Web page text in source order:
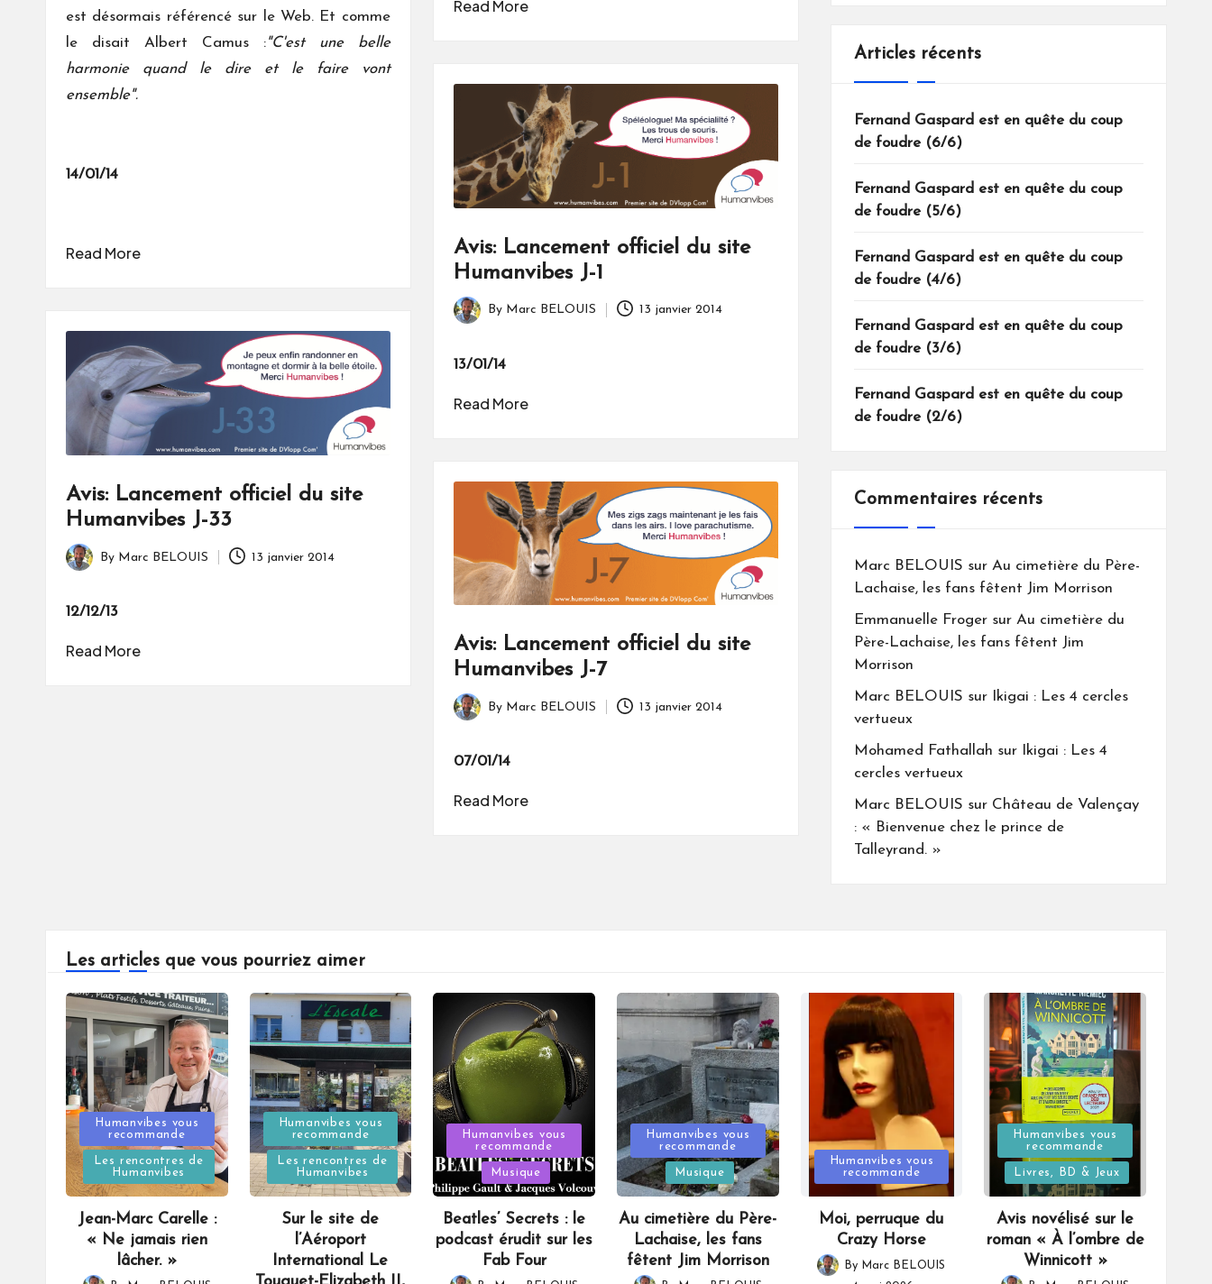
Read More
est désormais référencé sur le Web. Et comme
le disait Albert Camus :"C'est une belle
harmonie quand le dire et le faire vont
ensemble".
14/01/14
Read More
Avis: Lancement officiel du site
Humanvibes J-1
Posted
By Marc BELOUIS 13 janvier 2014
13/01/14
Read More
Avis: Lancement officiel du site
Humanvibes J-33
Posted
By Marc BELOUIS 13 janvier 2014
12/12/13
Read More
Avis: Lancement officiel du site
Humanvibes J-7
Posted
By Marc BELOUIS 13 janvier 2014
07/01/14
Read More
Articles récents
Fernand Gaspard est en quête du coup
de foudre (6/6)
Fernand Gaspard est en quête du coup
de foudre (5/6)
Fernand Gaspard est en quête du coup
de foudre (4/6)
Fernand Gaspard est en quête du coup
de foudre (3/6)
Fernand Gaspard est en quête du coup
de foudre (2/6)
Commentaires récents
Marc BELOUIS sur Au cimetière du Père-
Lachaise, les fans fêtent Jim Morrison
Emmanuelle Frogersur Au cimetière du
Père-Lachaise, les fans fêtent Jim
Morrison
Marc BELOUIS sur
Ikigai : Les 4 cercles
vertueux
Mohamed Fathallah sur
Ikigai : Les 4
cercles vertueux
Marc BELOUIS sur Château de Valençay
: « Bienvenue chez le prince de
Talleyrand. »
Les articles que vous pourriez aimer
Posted
in
Humanvibes vous
recommande
Les rencontres de
Humanvibes
Jean-Marc Carelle :
« Ne jamais rien
lâcher. »
Posted
in
Humanvibes vous
recommande
Les rencontres de
Humanvibes
Sur le site de
l’Aéroport
International Le
Posted
in
Humanvibes vous
recommande
Musique
Beatles’ Secrets : le
podcast érudit sur les
Fab Four
Posted
in
Humanvibes vous
recommande
Musique
Au cimetière du Père-
Lachaise, les fans
fêtent Jim Morrison
Posted
in
Humanvibes vous
recommande
Moi, perruque du
Crazy Horse
Posted
By Marc BELOUIS
Posted
in
Humanvibes vous
recommande
Livres, BD & Jeux
Avis novélisé sur le
roman « À l’ombre de
Winnicott »